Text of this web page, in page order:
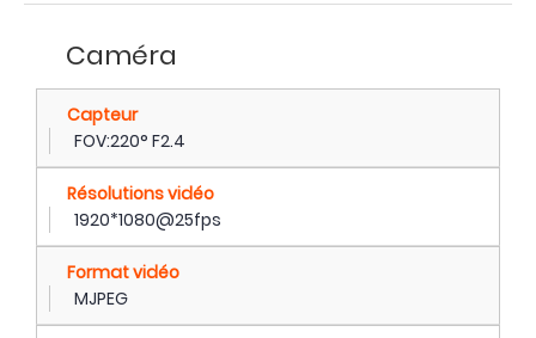
Caméra
Capteur
FOV:220° F2.4
Résolutions vidéo
1920*1080@25fps
Format vidéo
MJPEG